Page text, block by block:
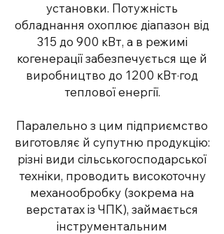
установки. Потужність
обладнання охоплює діапазон від
315 до 900 кВт, а в режимі
когенерації забезпечується ще й
виробництво до 1200 кВт·год
теплової енергії.
Паралельно з цим підприємство
виготовляє й супутню продукцію:
різні види сільськогосподарської
техніки, проводить високоточну
механообробку (зокрема на
верстатах із ЧПК), займається
інструментальним